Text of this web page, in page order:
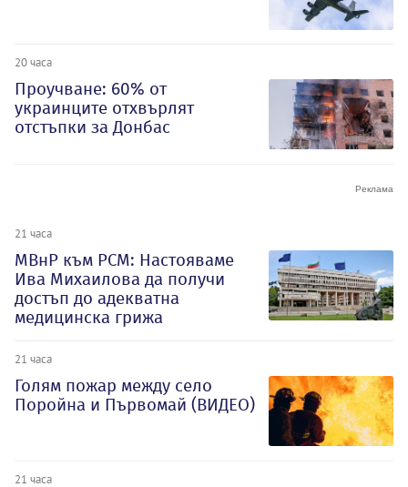
20 часа
Проучване: 60% от
украинците отхвърлят
отстъпки за Донбас
21 часа
МВнР към РСМ: Настояваме
Ива Михаилова да получи
достъп до адекватна
медицинска грижа
21 часа
Голям пожар между село
Поройна и Първомай (ВИДЕО)
21 часа